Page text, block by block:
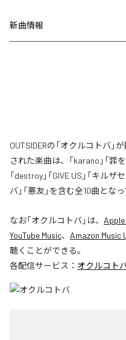
新曲情報
OUTSIDERの「オクルコトバ
された楽曲は、「karano」「罪
「destroy」「GIVE US」「キルザ
バ」「悪友」を含む全10曲となっ
なお「オクルコトバ」は、
YouTube Music、 Amazon Music
聴くことができる。
各配信サービス： オクルコト